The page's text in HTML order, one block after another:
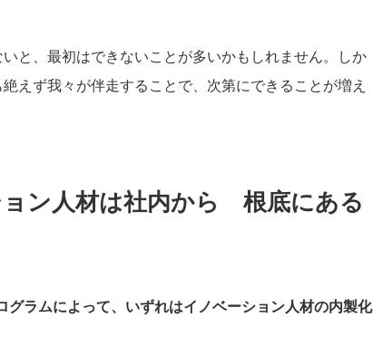
と、最初はできないことが多いかもしれません。しか
えず我々が伴走することで、次第にできることが増え
ン人材は社内から 根底にある
ラムによって、いずれはイノベーション人材の内製化